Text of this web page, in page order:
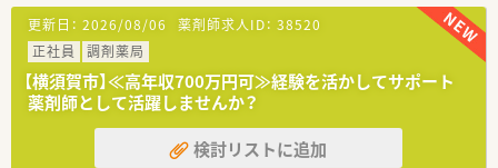
更新日： 2026/08/06 薬剤師求人ID： 38520
正社員
調剤薬局
【横須賀市】≪高年収700万円可≫経験を活かしてサポート
薬剤師として活躍しませんか？
検討リストに追加